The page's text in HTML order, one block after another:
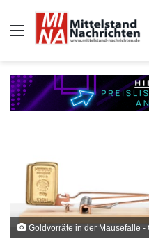
Auswahl
Goldvorräte in der Mausefalle -